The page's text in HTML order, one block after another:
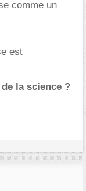
comme un
est
la science ?